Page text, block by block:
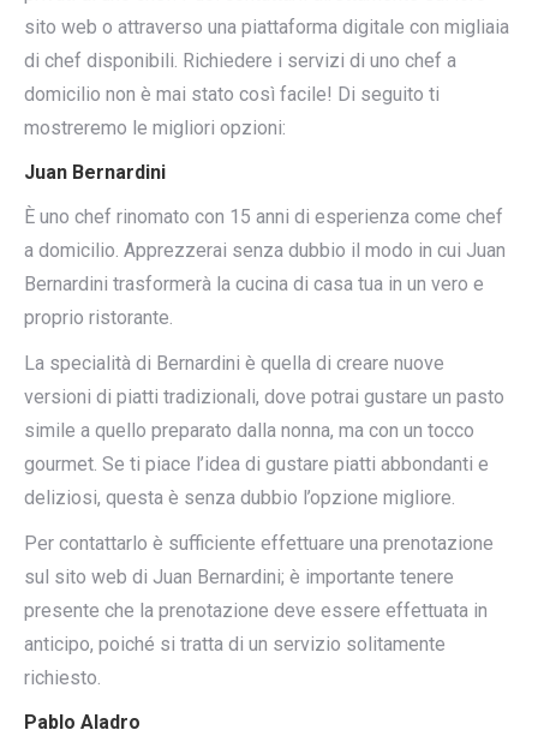
sito web o attraverso una piattaforma digitale con migliaia
di chef disponibili. Richiedere i servizi di uno chef a
domicilio non è mai stato così facile! Di seguito ti
mostreremo le migliori opzioni:
Juan Bernardini
È uno chef rinomato con 15 anni di esperienza come chef
a domicilio. Apprezzerai senza dubbio il modo in cui Juan
Bernardini trasformerà la cucina di casa tua in un vero e
proprio ristorante.
La specialità di Bernardini è quella di creare nuove
versioni di piatti tradizionali, dove potrai gustare un pasto
simile a quello preparato dalla nonna, ma con un tocco
gourmet. Se ti piace l’idea di gustare piatti abbondanti e
deliziosi, questa è senza dubbio l’opzione migliore.
Per contattarlo è sufficiente effettuare una prenotazione
sul sito web di Juan Bernardini; è importante tenere
presente che la prenotazione deve essere effettuata in
anticipo, poiché si tratta di un servizio solitamente
richiesto.
Pablo Aladro